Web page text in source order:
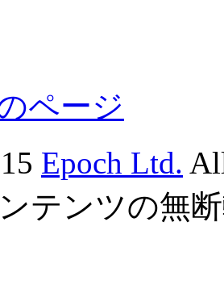
ページ
Epoch Ltd.
テンツの無